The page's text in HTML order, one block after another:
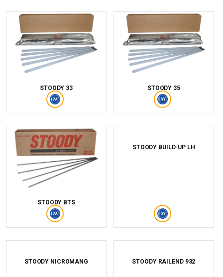
STOODY 33 STOODY 35
STOODY BTS
STOODY BUILD-UP LH
STOODY NICROMANG STOODY RAILEND 932